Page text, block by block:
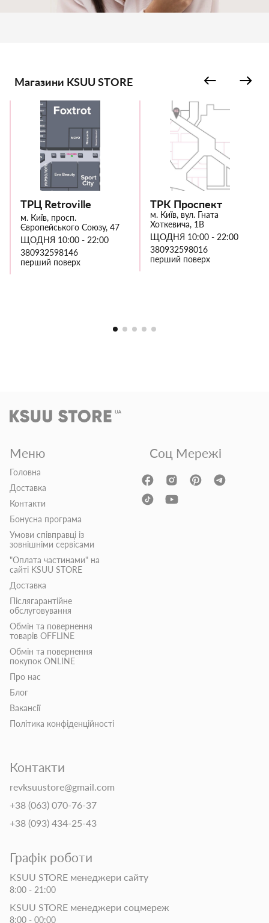
Магазини KSUU STORE
ТРЦ Retroville
м. Київ, просп.
Європейського Союзу, 47
ЩОДНЯ 10:00 - 22:00
380932598146
перший поверх
ТРК Проспект
м. Київ, вул. Гната
Хоткевича, 1В
ЩОДНЯ 10:00 - 22:00
380932598016
перший поверх
Меню
Головна
Доставка
Контакти
Бонусна програма
Умови співправці із
зовнішніми сервісами
"Оплата частинами" на
сайті KSUU STORE
Доставка
Післягарантійне
обслуговування
Обмін та повернення
товарів OFFLINE
Обмін та повернення
покупок ONLINE
Про нас
Блог
Вакансії
Політика конфіденційності
Контакти
revksuustore@gmail.com
+38 (063) 070-76-37
+38 (093) 434-25-43
Графік роботи
KSUU STORE менеджери сайту
8:00 - 21:00
KSUU STORE менеджери соцмереж
8:00 - 00:00
Соц Мережі